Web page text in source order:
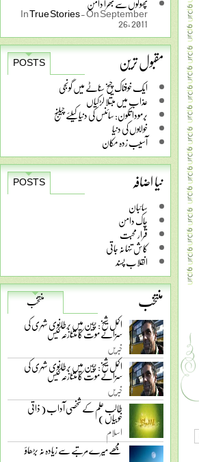
InTrue Stories-On September
26, 2011
مقبول ترین
POSTS
ایک خوفناک چیخ سناٹے میں گونجی
عذاب میں مبتلا لڑکیاں
برمودا تکون: سائنس کی دنیا کیلئے چیلنج
خوابوں کی دنیا
آسیب زدہ مکان
نیا اضافہ
POSTS
سائبان
چاک دامن
قرار محبت
کاش تنہا نہ جاتی
انقلاب پسند
منتخب
منتخب
اکمل شیخ: چین میں برطانوی شہری کی
سزائے موت کا متنازعہ کیس
خبریں
اکمل شیخ: چین میں برطانوی شہری کی
سزائے موت کا متنازعہ کیس
خبریں
طالب علم کے شخصی آداب ( ذاتی
خوبیاں )
اسلام
مجھے میرے مرتبے سے زیادہ نہ بڑھاؤ